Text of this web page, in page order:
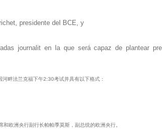
presidente del BCE, y
journalit en la que será capaz de plantear
畔法兰克福下午2:30考试并具有以下格式：
欧洲央行副行长帕帕季莫斯，副总统的欧洲央行。